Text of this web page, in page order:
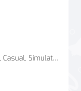
Sports, .IO, Bubble Shooter, Casual, Simulation